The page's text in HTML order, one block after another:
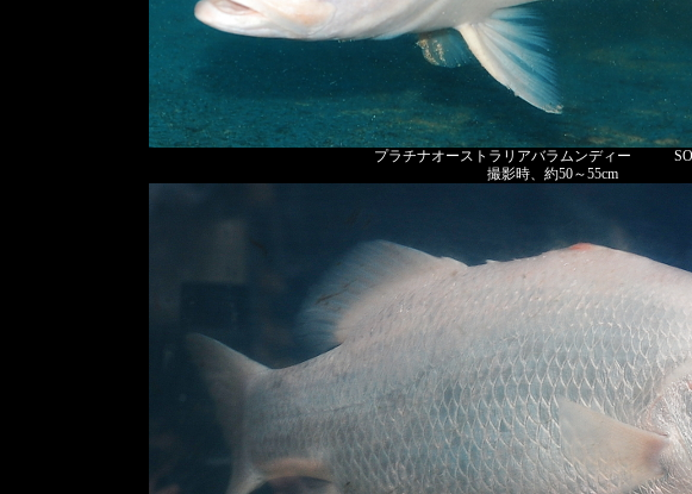
プラチナオーストラリアバラムンディー
撮影時、約50～55cm